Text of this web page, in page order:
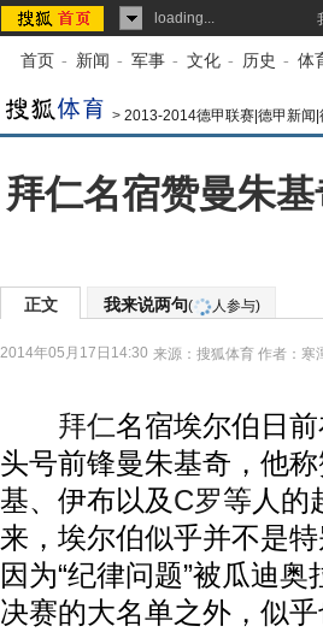
loading...
首页 - 新闻 - 军事 - 文化 - 历史 - 体
> 2013-2014德甲联赛|德甲新闻|
拜仁名宿赞曼朱
正文 我来说两句( 人参与)
2014年05月17日14:30 来源： 搜狐体育 作者：寒
拜仁名宿埃尔伯日
头号前锋曼朱基奇，他
基、伊布以及C罗等人的
来，埃尔伯似乎并不是
因为“纪律问题”被瓜迪
决赛的大名单之外，似